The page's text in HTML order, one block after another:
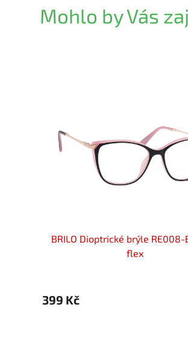
Mohlo by Vás
BRILO Dioptrické brýle RE008-
flex
399 Kč